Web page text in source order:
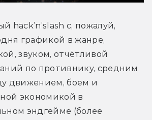
hack’n’slash с, пожалуй,
графикой в жанре,
звуком, отчётливой
по противнику, средним
движением, боем и
экономикой в
эндгейме (более